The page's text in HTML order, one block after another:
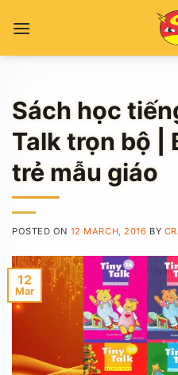
Sách học
Talk trọn bộ |
trẻ mẫu giáo
POSTED ON 12 MARCH, 2016 BY
12
Mar